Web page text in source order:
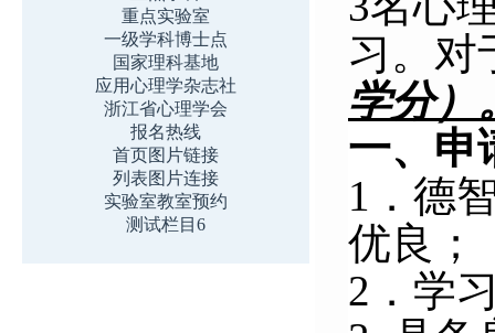
重点实验室
一级学科博士点
国家理科基地
应用心理学杂志社
浙江省心理学会
报名热线
首页图片链接
列表图片连接
实验室教室预约
测试栏目6
习。 对
学分）
一、申
1．德
优良；
2．学